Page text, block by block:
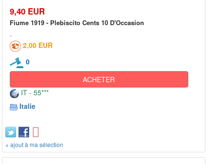
9,40 EUR
Fiume 1919 - Plebiscito Cents 10 D'Occasion
2,00 EUR
0
ACHETER
IT - 55***
Italie
+ ajout à ma sélection